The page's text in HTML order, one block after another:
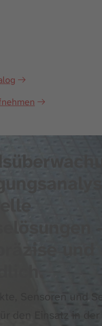
–
und
Sensoren und
den Einsatz in der